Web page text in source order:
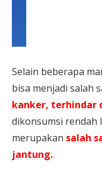
Selain beberapa
bisa menjadi salah
kanker, terhindar
dikonsumsi rendah
merupakan salah
jantung.